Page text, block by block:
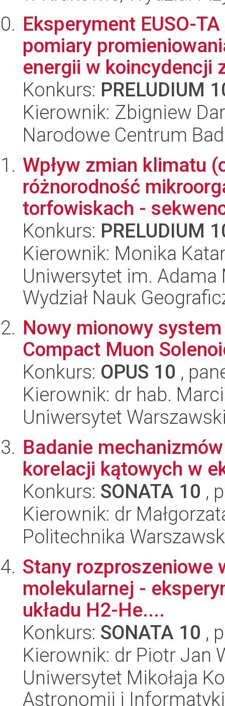
Eksperyment EUSO-
pomiary
energii w koincydencji
Konkurs: PRELUDIUM
Kierownik: Zbigniew
Narodowe Centrum
Wpływ zmian klimatu
różnorodność
torfowiskach -
Konkurs: PRELUDIUM
Kierownik: Monika
Uniwersytet im.
Wydział Nauk
Nowy mionowy
Compact Muon
Konkurs: OPUS 10 ,
Kierownik: dr hab.
Uniwersytet
Badanie
korelacji kątowych w
Konkurs: SONATA 10 ,
Kierownik: dr
Politechnika
Stany rozproszeniowe
molekularnej -
układu H2-He....
Konkurs: SONATA 10 ,
Kierownik: dr Piotr Jan
Uniwersytet Mikołaja
Astronomii i